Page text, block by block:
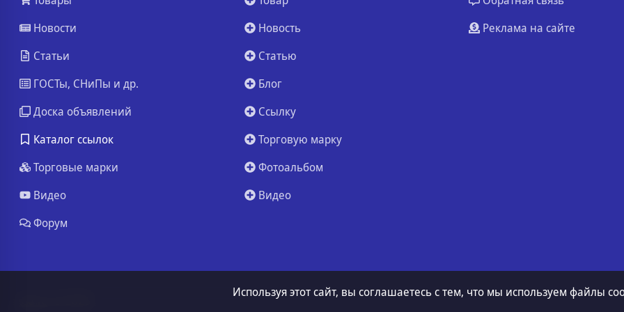
Новости
Статьи
ГОСТы, СНиПы и др.
Доска объявлений
Каталог ссылок
Торговые марки
Видео
Форум
Новость
Статью
Блог
Ссылку
Торговую марку
Фотоальбом
Видео
Реклама на сайте
Используя этот сайт, вы соглашаетесь с тем, что мы используем файлы